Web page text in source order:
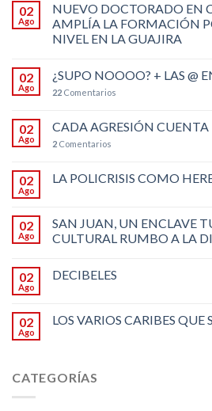
02
Ago
NUEVO DOCTORADO EN
AMPLÍA LA FORMACIÓN
NIVEL EN LA GUAJIRA
02
Ago
¿SUPO NOOOO? + LAS @
22 Comentarios
02
Ago
CADA AGRESIÓN CUENTA
2 Comentarios
02
Ago
LA POLICRISIS COMO
02
Ago
SAN JUAN, UN ENCLAVE
CULTURAL RUMBO A LA
02
Ago
DECIBELES
02
Ago
LOS VARIOS CARIBES QUE
CATEGORÍAS